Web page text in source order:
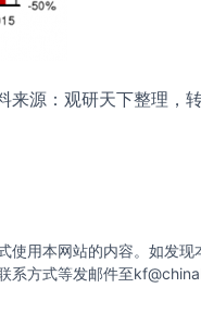
来源：观研天下整理，
使用本网站的内容。如发现
系方式等发邮件至